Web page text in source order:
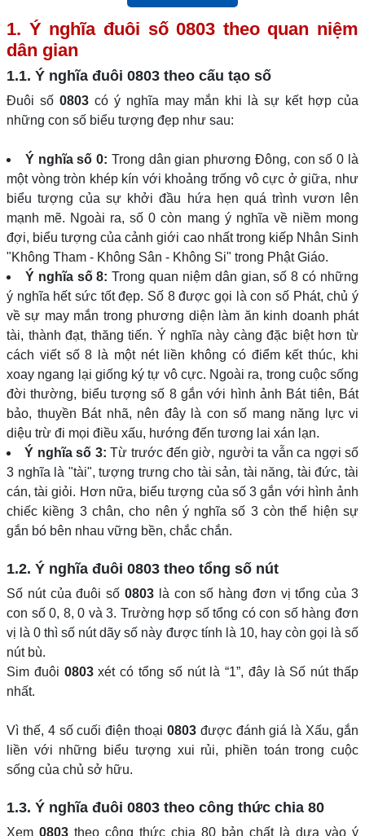
1. Ý nghĩa đuôi số0803 theo quan niệm
dân gian
1.1. Ý nghĩa đuôi 0803 theo cấu tạo số
Đuôi số 0803có ý nghĩa may mắn khi là sự kết hợp của
những con số biểu tượng đẹp như sau:
Ý nghĩa số 0: Trong dân gian phương Đông, con số 0 là
một vòng tròn khép kín với khoảng trống vô cực ở giữa, như
biểu tượng của sự khởi đầu hứa hẹn quá trình vươn lên
mạnh mẽ. Ngoài ra, số 0 còn mang ý nghĩa về niềm mong
đợi, biểu tượng của cảnh giới cao nhất trong kiếp Nhân Sinh
"Không Tham - Không Sân - Không Si" trong Phật Giáo.
Ý nghĩa số 8: Trong quan niệm dân gian, số 8 có những
ý nghĩa hết sức tốt đẹp. Số 8 được gọi là con số Phát, chủ ý
về sự may mắn trong phương diện làm ăn kinh doanh phát
tài, thành đạt, thăng tiến. Ý nghĩa này càng đặc biệt hơn từ
cách viết số 8 là một nét liền không có điểm kết thúc, khi
xoay ngang lại giống ký tự vô cực. Ngoài ra, trong cuộc sống
đời thường, biểu tượng số 8 gắn với hình ảnh Bát tiên, Bát
bảo, thuyền Bát nhã, nên đây là con số mang năng lực vi
diệu trừ đi mọi điều xấu, hướng đến tương lai xán lạn.
Ý nghĩa số 3: Từ trước đến giờ, người ta vẫn ca ngợi số
3 nghĩa là "tài", tượng trưng cho tài sản, tài năng, tài đức, tài
cán, tài giỏi. Hơn nữa, biểu tượng của số 3 gắn với hình ảnh
chiếc kiềng 3 chân, cho nên ý nghĩa số 3 còn thể hiện sự
gắn bó bên nhau vững bền, chắc chắn.
1.2. Ý nghĩa đuôi 0803 theo tổng số nút
Số nút của đuôi số 0803là con số hàng đơn vị tổng của 3
con số 0, 8, 0 và 3. Trường hợp số tổng có con số hàng đơn
vị là 0 thì số nút dãy số này được tính là 10, hay còn gọi là số
nút bù.
Sim đuôi 0803xét có tổng số nút là “1”, đây là Số nút thấp
nhất.
Vì thế, 4 số cuối điện thoại 0803được đánh giá là Xấu, gắn
liền với những biểu tượng xui rủi, phiền toán trong cuộc
sống của chủ sở hữu.
1.3. Ý nghĩa đuôi 0803 theo công thức chia 80
Xem 0803 theo công thức chia 80 bản chất là dựa vào ý